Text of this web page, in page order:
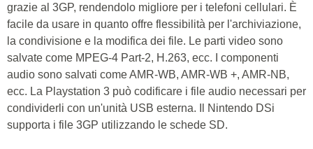
grazie al 3GP, rendendolo migliore per i telefoni cellulari. È
facile da usare in quanto offre flessibilità per l'archiviazione,
la condivisione e la modifica dei file. Le parti video sono
salvate come MPEG-4 Part-2, H.263, ecc. I componenti
audio sono salvati come AMR-WB, AMR-WB +, AMR-NB,
ecc. La Playstation 3 può codificare i file audio necessari per
condividerli con un'unità USB esterna. Il Nintendo DSi
supporta i file 3GP utilizzando le schede SD.